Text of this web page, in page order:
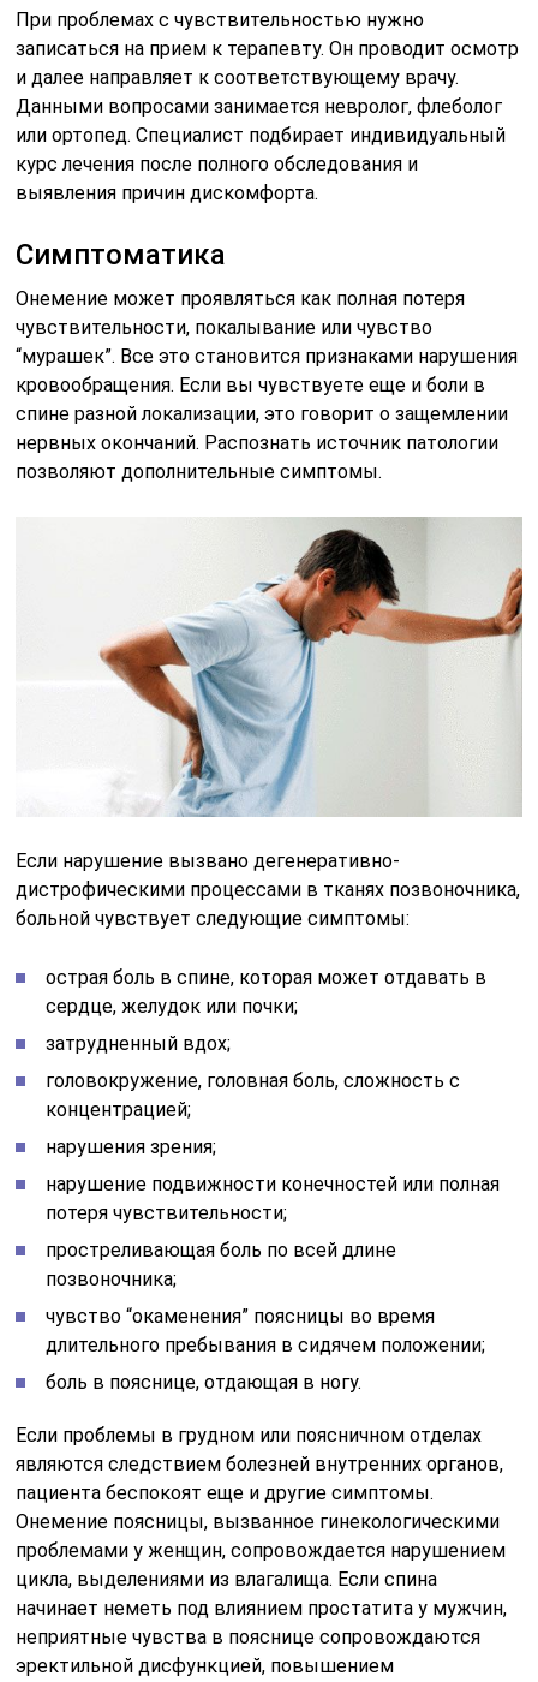
При проблемах с чувствительностью нужно
записаться на прием к терапевту. Он проводит осмотр
и далее направляет к соответствующему врачу.
Данными вопросами занимается невролог, флеболог
или ортопед. Специалист подбирает индивидуальный
курс лечения после полного обследования и
выявления причин дискомфорта.
Симптоматика
Онемение может проявляться как полная потеря
чувствительности, покалывание или чувство
“мурашек”. Все это становится признаками нарушения
кровообращения. Если вы чувствуете еще и боли в
спине разной локализации, это говорит о защемлении
нервных окончаний. Распознать источник патологии
позволяют дополнительные симптомы.
Если нарушение вызвано дегенеративно-
дистрофическими процессами в тканях позвоночника,
больной чувствует следующие симптомы:
острая боль в спине, которая может отдавать в
сердце, желудок или почки;
затрудненный вдох;
головокружение, головная боль, сложность с
концентрацией;
нарушения зрения;
нарушение подвижности конечностей или полная
потеря чувствительности;
простреливающая боль по всей длине
позвоночника;
чувство “окаменения” поясницы во время
длительного пребывания в сидячем положении;
боль в пояснице, отдающая в ногу.
Если проблемы в грудном или поясничном отделах
являются следствием болезней внутренних органов,
пациента беспокоят еще и другие симптомы.
Онемение поясницы, вызванное гинекологическими
проблемами у женщин, сопровождается нарушением
цикла, выделениями из влагалища. Если спина
начинает неметь под влиянием простатита у мужчин,
неприятные чувства в пояснице сопровождаются
эректильной дисфункцией, повышением